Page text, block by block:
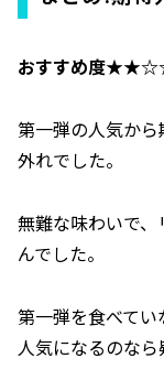
おすすめ度
第一弾の人気か
外れでした。
無難な味わいで
んでした。
第一弾を食べて
人気になるのなら